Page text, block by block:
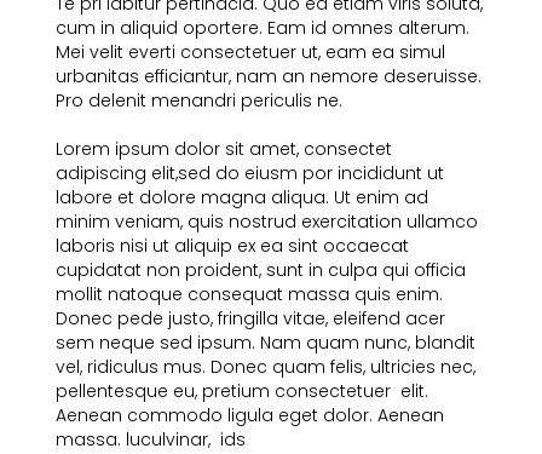
cum in aliquid oportere. Eam id omnes alterum.
Mei velit everti consectetuer ut, eam ea simul
urbanitas efficiantur, nam an nemore deseruisse.
Pro delenit menandri periculis ne.
Lorem ipsum dolor sit amet, consectet
adipiscing elit,sed do eiusm por incididunt ut
labore et dolore magna aliqua. Ut enim ad
minim veniam, quis nostrud exercitation ullamco
laboris nisi ut aliquip ex ea sint occaecat
cupidatat non proident, sunt in culpa qui officia
mollit natoque consequat massa quis enim.
Donec pede justo, fringilla vitae, eleifend acer
sem neque sed ipsum. Nam quam nunc, blandit
vel, ridiculus mus. Donec quam felis, ultricies nec,
pellentesque eu, pretium consectetuer elit.
Aenean commodo ligula eget dolor. Aenean
massa. luculvinar, ids